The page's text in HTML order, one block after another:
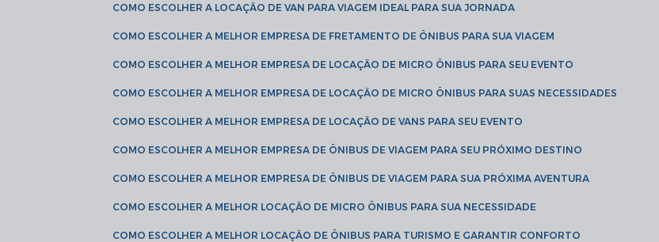
COMO ESCOLHER A LOCAÇÃO DE VAN PARA VIAGEM IDEAL PARA SUA JORNADA
COMO ESCOLHER A MELHOR EMPRESA DE FRETAMENTO DE ÔNIBUS PARA SUA VIAGEM
COMO ESCOLHER A MELHOR EMPRESA DE LOCAÇÃO DE MICRO ÔNIBUS PARA SEU EVENTO
COMO ESCOLHER A MELHOR EMPRESA DE LOCAÇÃO DE MICRO ÔNIBUS PARA SUAS NECESSIDADES
COMO ESCOLHER A MELHOR EMPRESA DE LOCAÇÃO DE VANS PARA SEU EVENTO
COMO ESCOLHER A MELHOR EMPRESA DE ÔNIBUS DE VIAGEM PARA SEU PRÓXIMO DESTINO
COMO ESCOLHER A MELHOR EMPRESA DE ÔNIBUS DE VIAGEM PARA SUA PRÓXIMA AVENTURA
COMO ESCOLHER A MELHOR LOCAÇÃO DE MICRO ÔNIBUS PARA SUA NECESSIDADE
COMO ESCOLHER A MELHOR LOCAÇÃO DE ÔNIBUS PARA TURISMO E GARANTIR CONFORTO